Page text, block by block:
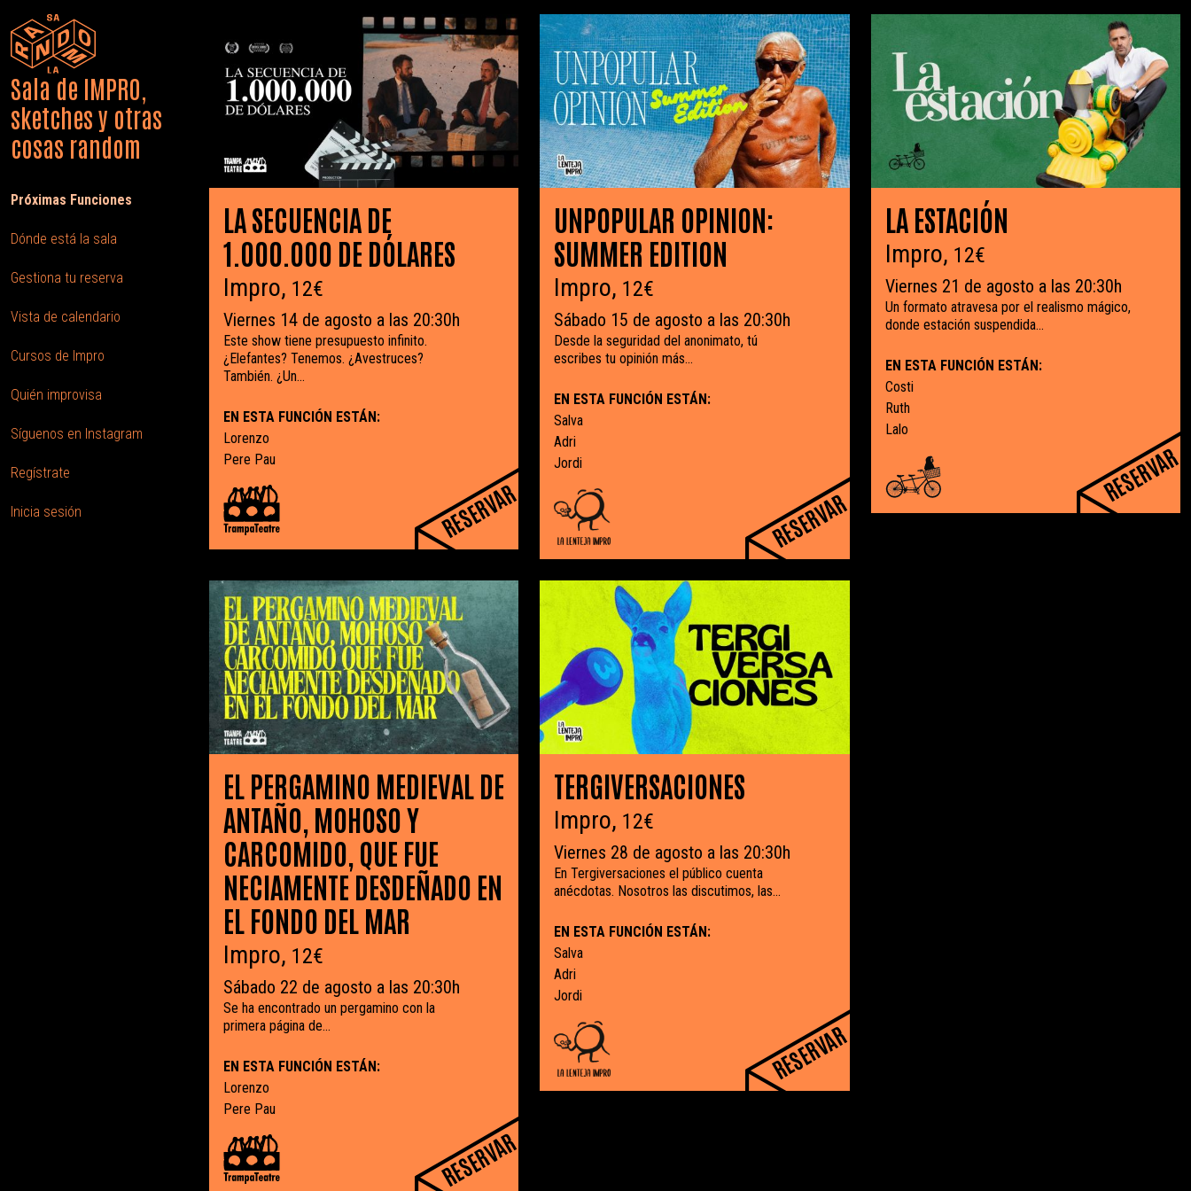
Sala de IMPRO,
sketches y otras
cosas random
Próximas Funciones
Dónde está la sala
Gestiona tu reserva
Vista de calendario
Cursos de Impro
Quién improvisa
Síguenos en Instagram
Regístrate
Inicia sesión
LA SECUENCIA DE
1.000.000 DE DÓLARES
Impro, 12€
Viernes 14 de agosto a las 20:30h
Este show tiene presupuesto infinito.
¿Elefantes? Tenemos. ¿Avestruces?
También. ¿Un...
RESERVAR
EN ESTA FUNCIÓN ESTÁN:
Lorenzo
Pere Pau
UNPOPULAR OPINION:
SUMMER EDITION
Impro, 12€
Sábado 15 de agosto a las 20:30h
Desde la seguridad del anonimato, tú
escribes tu opinión más...
RESERVAR
EN ESTA FUNCIÓN ESTÁN:
Salva
Adri
Jordi
LA ESTACIÓN
Impro, 12€
Viernes 21 de agosto a las 20:30h
Un formato atravesa por el realismo mágico,
donde estación suspendida...
RESERVAR
EN ESTA FUNCIÓN ESTÁN:
Costi
Ruth
Lalo
EL PERGAMINO MEDIEVAL DE
ANTAÑO, MOHOSO Y
CARCOMIDO, QUE FUE
NECIAMENTE DESDEÑADO EN
EL FONDO DEL MAR
Impro, 12€
Sábado 22 de agosto a las 20:30h
Se ha encontrado un pergamino con la
primera página de...
RESERVAR
EN ESTA FUNCIÓN ESTÁN:
Lorenzo
Pere Pau
TERGIVERSACIONES
Impro, 12€
Viernes 28 de agosto a las 20:30h
En Tergiversaciones el público cuenta
anécdotas. Nosotros las discutimos, las...
RESERVAR
EN ESTA FUNCIÓN ESTÁN:
Salva
Adri
Jordi